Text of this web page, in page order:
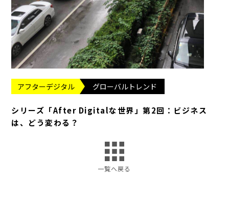
アフターデジタル グローバルトレンド
シリーズ「After Digitalな世界」第2回：ビジネス
は、どう変わる？
一覧へ戻る